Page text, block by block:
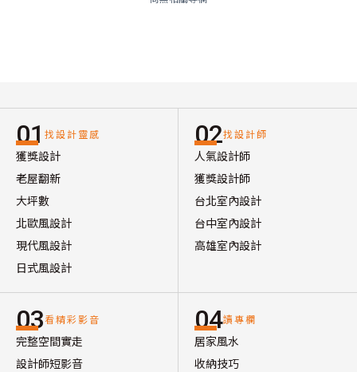
01 找設計靈感
獲獎設計
老屋翻新
大坪數
北歐風設計
現代風設計
日式風設計
02找設計師
人氣設計師
獲獎設計師
台北室內設計
台中室內設計
高雄室內設計
03看精彩影音
完整空間實走
設計師短影音
04讀專欄
居家風水
收納技巧